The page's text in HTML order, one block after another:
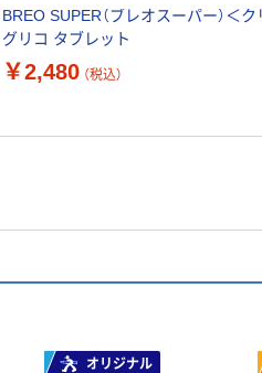
BREO SUPER（ブレオスーパー）＜
グリコ タブレット
￥2,480 （税込）
オリジナル